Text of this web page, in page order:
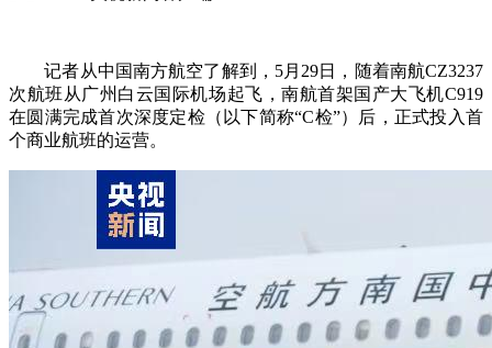
记者从中国南方航空了解到，5月29日，随着南航CZ3237
次航班从广州白云国际机场起飞，南航首架国产大飞机C919
在圆满完成首次深度定检（以下简称“C检”）后，正式投入首
个商业航班的运营。